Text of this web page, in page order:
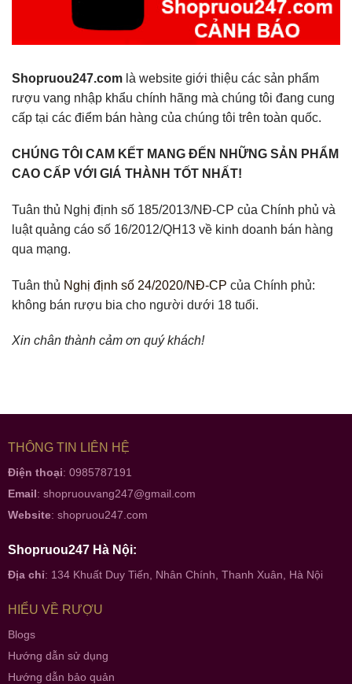
Shopruou247.com là website giới thiệu các sản phẩm
rượu vang nhập khẩu chính hãng mà chúng tôi đang cung
cấp tại các điểm bán hàng của chúng tôi trên toàn quốc.
CHÚNG TÔI CAM KẾT MANG ĐẾN NHỮNG SẢN PHẨM
CAO CẤP VỚI GIÁ THÀNH TỐT NHẤT!
Tuân thủ Nghị định số 185/2013/NĐ-CP của Chính phủ và
luật quảng cáo số 16/2012/QH13 về kinh doanh bán hàng
qua mạng.
Tuân thủ Nghị định số 24/2020/NĐ-CP của Chính phủ:
không bán rượu bia cho người dưới 18 tuổi.
Xin chân thành cảm ơn quý khách!
THÔNG TIN LIÊN HỆ
Điện thoại: 0985787191
Email: shopruouvang247@gmail.com
Website: shopruou247.com
Shopruou247 Hà Nội:
Địa chỉ: 134 Khuất Duy Tiến, Nhân Chính, Thanh Xuân, Hà Nội
HIỂU VỀ RƯỢU
Blogs
Hướng dẫn sử dụng
Hướng dẫn bảo quản